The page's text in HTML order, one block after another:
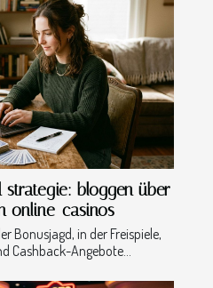
bloggen über
online-casinos
Bonusjagd, in der Freispiele,
Cashback-Angebote...